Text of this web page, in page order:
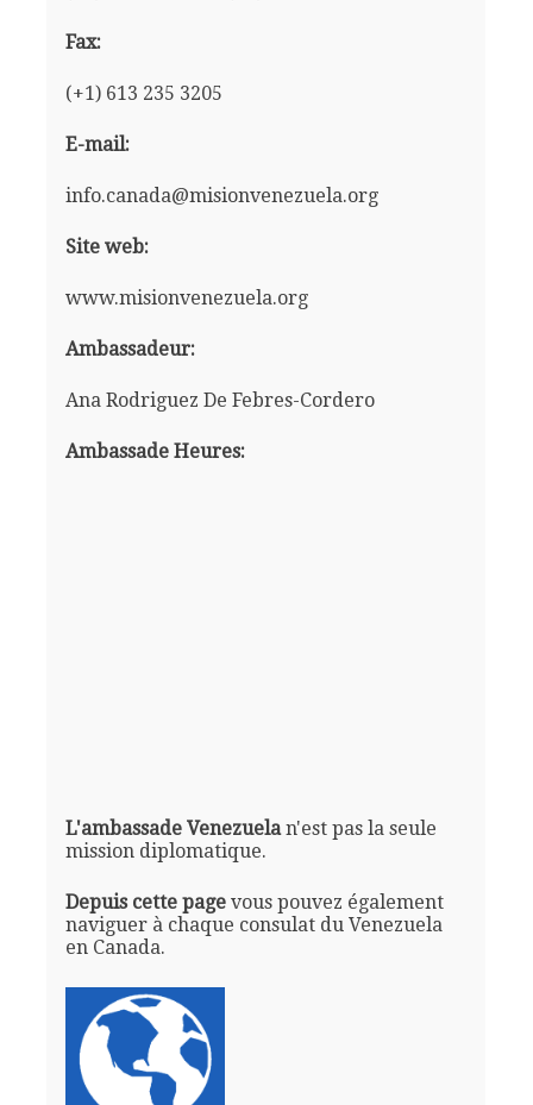
Fax:
(+1) 613 235 3205
E-mail:
info.canada@misionvenezuela.org
Site web:
www.misionvenezuela.org
Ambassadeur:
Ana Rodriguez De Febres-Cordero
Ambassade Heures:
L'ambassade Venezuelan'est pas la seule
mission diplomatique.
Depuis cette pagevous pouvez également
naviguer à chaque consulat du Venezuela
en Canada.